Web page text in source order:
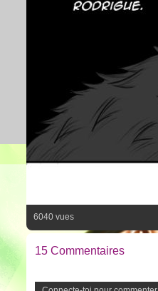
6040 vues
15 Commentaires